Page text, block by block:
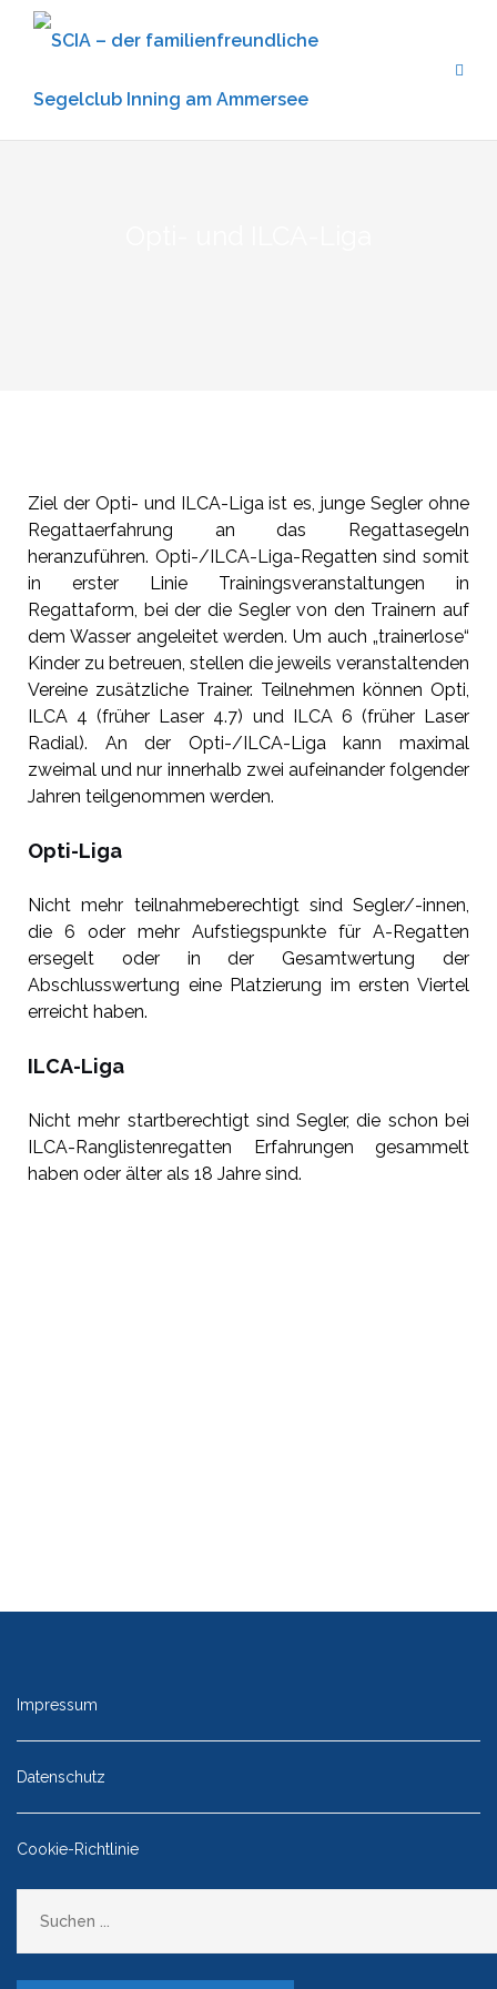
Ziel der Opti- und ILCA-Liga ist es, junge Segler ohne
Regattaerfahrung an das Regattasegeln
heranzuführen. Opti-/ILCA-Liga-Regatten sind somit
in erster Linie Trainingsveranstaltungen in
Regattaform, bei der die Segler von den Trainern auf
dem Wasser angeleitet werden. Um auch „trainerlose“
Kinder zu betreuen, stellen die jeweils veranstaltenden
Vereine zusätzliche Trainer. Teilnehmen können Opti,
ILCA 4 (früher Laser 4.7) und ILCA 6 (früher Laser
Radial). An der Opti-/ILCA-Liga kann maximal
zweimal und nur innerhalb zwei aufeinander folgender
Jahren teilgenommen werden.
Opti-Liga
Nicht mehr teilnahmeberechtigt sind Segler/-innen,
die 6 oder mehr Aufstiegspunkte für A-Regatten
ersegelt oder in der Gesamtwertung der
Abschlusswertung eine Platzierung im ersten Viertel
erreicht haben.
ILCA-Liga
Nicht mehr startberechtigt sind Segler, die schon bei
ILCA-Ranglistenregatten Erfahrungen gesammelt
haben oder älter als 18 Jahre sind.
Impressum
Datenschutz
Cookie-Richtlinie